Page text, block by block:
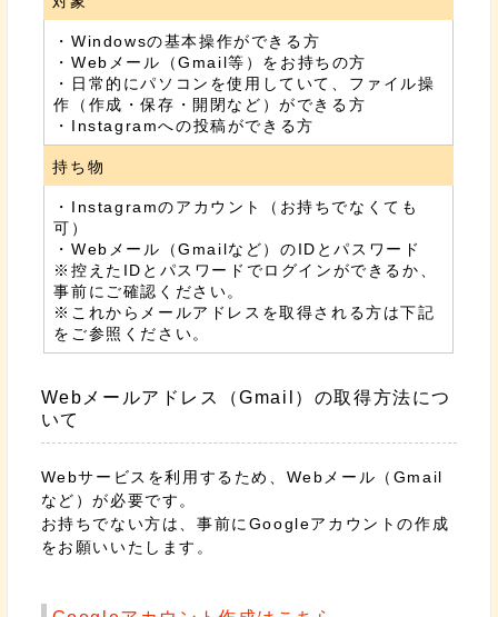
・Windowsの基本操作ができる方
・Webメール（Gmail等）をお持ちの方
・日常的にパソコンを使用していて、ファイル操
作（作成・保存・開閉など）ができる方
・Instagramへの投稿ができる方
持ち物
・Instagramのアカウント（お持ちでなくても
可）
・Webメール（Gmailなど）のIDとパスワード
※控えたIDとパスワードでログインができるか、
事前にご確認ください。
※これからメールアドレスを取得される方は下記
をご参照ください。
Webメールアドレス（Gmail）の取得方法につ
いて
Webサービスを利用するため、Webメール（Gmail
など）が必要です。
お持ちでない方は、事前にGoogleアカウントの作成
をお願いいたします。